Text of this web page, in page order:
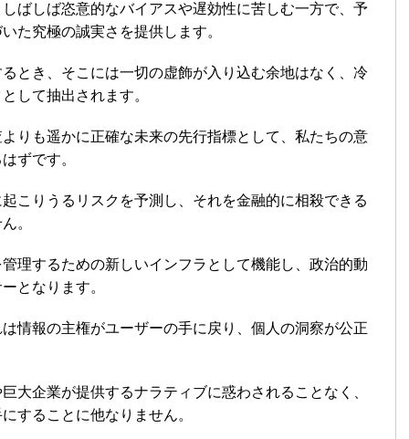
ばしば恣意的なバイアスや遅効性に苦しむ一方で、予
た究極の誠実さを提供します。
とき、そこには一切の虚飾が入り込む余地はなく、冷
して抽出されます。
りも遥かに正確な未来の先行指標として、私たちの意
ずです。
こりうるリスクを予測し、それを金融的に相殺できる
。
理するための新しいインフラとして機能し、政治的動
となります。
情報の主権がユーザーの手に戻り、個人の洞察が公正
大企業が提供するナラティブに惑わされることなく、
することに他なりません。